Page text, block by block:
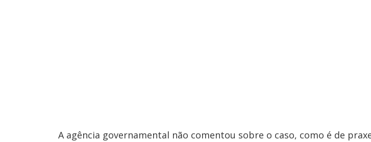
A agência governamental não comentou sobre o caso, como é de